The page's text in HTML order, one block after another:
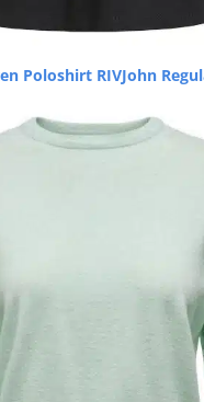
Poloshirt RIVJohn